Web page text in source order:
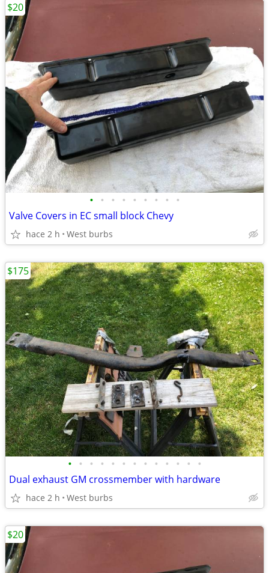
• • • • • • • • •
Valve Covers in EC small block Chevy
hace 2 h West burbs
$20
• • • • • • • • • • • • •
Dual exhaust GM crossmember with hardware
hace 2 h West burbs
$175
$20